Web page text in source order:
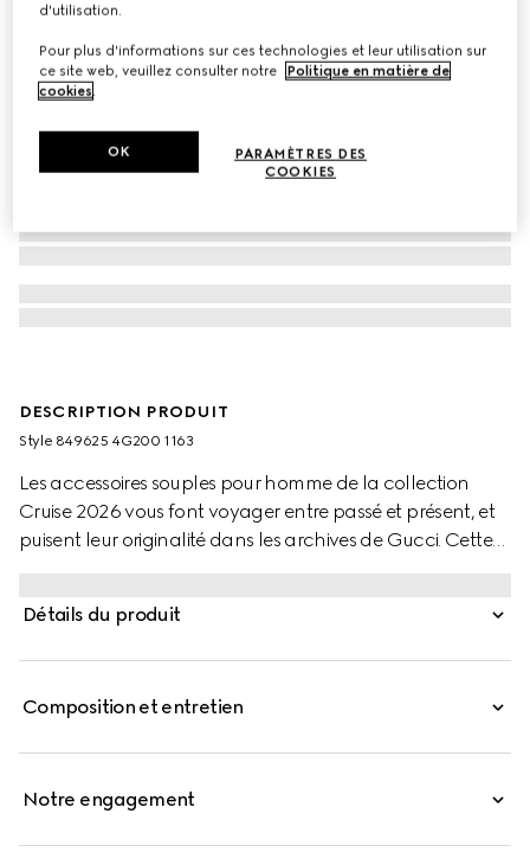
DESCRIPTION PRODUIT
Style ‎849625 4G200 1163
Les accessoires souples pour homme de la collection
Cruise 2026 vous font voyager entre passé et présent, et
puisent leur originalité dans les archives de Gucci. Cette
Détails du produit
Composition et entretien
Notre engagement
d'utilisation.
Pour plus d'informations sur ces technologies et leur utilisation sur
ce site web, veuillez consulter notre
Politique en matière de
cookies.
PARAMÈTRES DES
COOKIES
OK